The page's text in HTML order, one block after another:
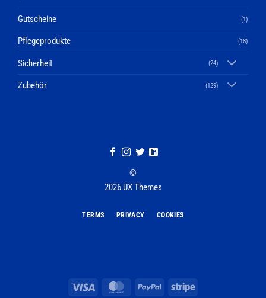
Gutscheine (1)
Pflegeprodukte (18)
Sicherheit (24)
Zubehör (129)
©
2026 UX Themes
TERMS PRIVACY COOKIES
MasterCardPayPal Stripe